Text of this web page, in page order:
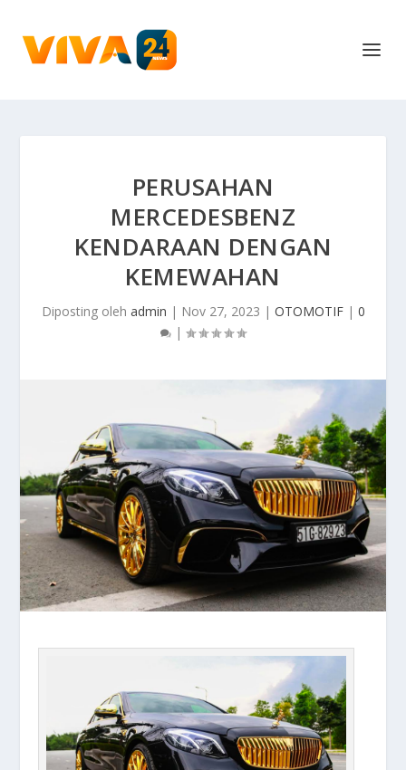
PERUSAHAN
MERCEDESBENZ
KENDARAAN DENGAN
KEMEWAHAN
Diposting oleh admin | Nov 27, 2023 | OTOMOTIF| 0
|